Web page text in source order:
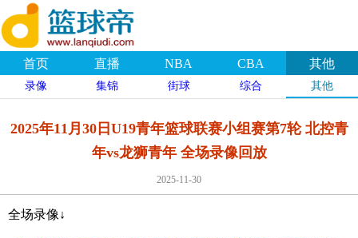
首页 直播 NBA CBA 其他
录像 集锦 街球 综合 其他
2025年11月30日U19青年篮球联赛小组赛第7轮 北控青
年vs龙狮青年 全场录像回放
2025-11-30
全场录像↓